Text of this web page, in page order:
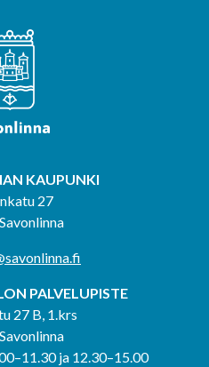
KAUPUNKI
27
PALVELUPISTE
27 B, 1.krs
ja 12.30–15.00